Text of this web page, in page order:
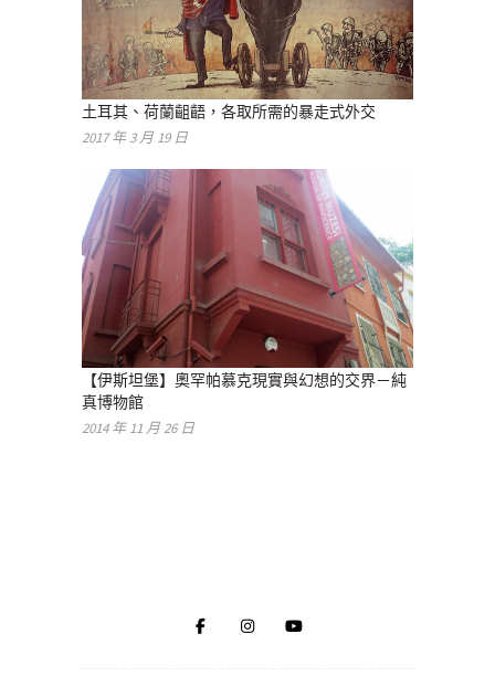
土耳其、荷蘭齟齬，各取所需的暴走式外交
2017 年 3 月 19 日
【伊斯坦堡】奧罕帕慕克現實與幻想的交界－純
真博物館
2014 年 11 月 26 日